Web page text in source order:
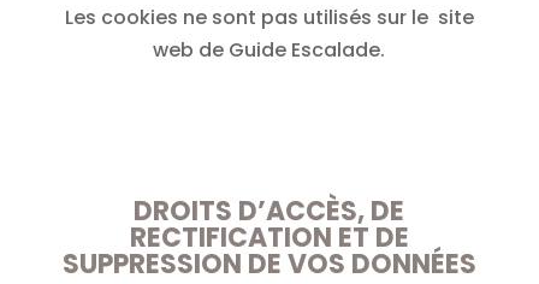
Les cookies ne sont pas utilisés sur le site
web de Guide Escalade.
DROITS D’ACCÈS, DE
RECTIFICATION ET DE
SUPPRESSION DE VOS DONNÉES